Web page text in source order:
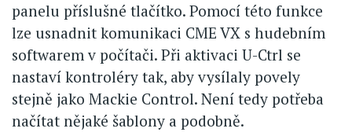
panelu příslušné tlačítko. Pomocí této funkce
lze usnadnit komunikaci CME VX s hudebním
softwarem v počítači. Při aktivaci U-Ctrl se
nastaví kontroléry tak, aby vysílaly povely
stejně jako Mackie Control. Není tedy potřeba
načítat nějaké šablony a podobně.